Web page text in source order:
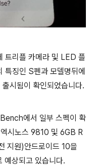
트리플 카메라 및 LED 플
특징인 S펜과 모델명뒤에
시됨이 확인되었습니다.
에서 일부 스펙이 확
시노스 9810 및 6GB R
지원)안드로이드 10을
예상되고 있습니다.